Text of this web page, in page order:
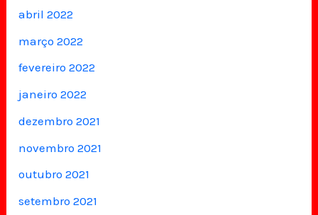
abril 2022
março 2022
fevereiro 2022
janeiro 2022
dezembro 2021
novembro 2021
outubro 2021
setembro 2021